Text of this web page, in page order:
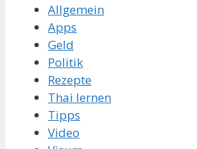
Allgemein
Apps
Geld
Politik
Rezepte
Thai lernen
Tipps
Video